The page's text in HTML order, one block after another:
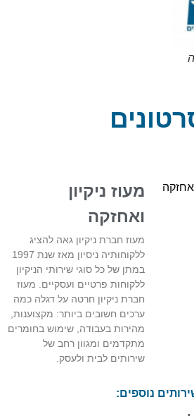
מעוז ניקיון
ואחזקה
מעוז חברת ניקיון גאה להציג
ללקוחותיה ניסיון מאז שנת 1997
במתן של כל סוגי שירותי הניקיון
ללקוחות פרטיים ועסקיים. מעוז
חברת ניקיון חרטה על דגלה כמה
ערכים חשובים ביותר: מקצוענות,
מהירות בעבודה, שימוש בחומרים
מתקדמים ומגוון רחב של
שירותים לבית ולעסק.
נוספים: